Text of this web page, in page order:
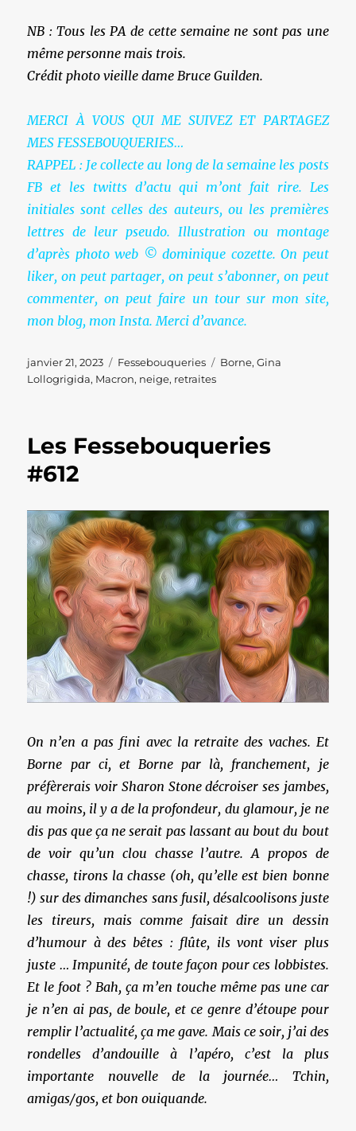
NB : Tous les PA de cette semaine ne sont pas une
même personne mais trois.
Crédit photo vieille dame Bruce Guilden.
MERCI À VOUS QUI ME SUIVEZ ET PARTAGEZ
MES FESSEBOUQUERIES…
RAPPEL : Je collecte au long de la semaine les posts
FB et les twitts d’actu qui m’ont fait rire. Les
initiales sont celles des auteurs, ou les premières
lettres de leur pseudo. Illustration ou montage
d’après photo web © dominique cozette. On peut
liker, on peut partager, on peut s’abonner, on peut
commenter, on peut faire un tour sur mon site,
mon blog, mon Insta. Merci d’avance.
Publié
le
janvier 21, 2023 Catégories
Fessebouqueries Étiquettes
Borne,Gina
Lollogrigida, Macron, neige, retraites
Les Fessebouqueries
#612
On n’en a pas fini avec la retraite des vaches. Et
Borne par ci, et Borne par là, franchement, je
préfèrerais voir Sharon Stone décroiser ses jambes,
au moins, il y a de la profondeur, du glamour, je ne
dis pas que ça ne serait pas lassant au bout du bout
de voir qu’un clou chasse l’autre. A propos de
chasse, tirons la chasse (oh, qu’elle est bien bonne
!) sur des dimanches sans fusil, désalcoolisons juste
les tireurs, mais comme faisait dire un dessin
d’humour à des bêtes : flûte, ils vont viser plus
juste … Impunité, de toute façon pour ces lobbistes.
Et le foot ? Bah, ça m’en touche même pas une car
je n’en ai pas, de boule, et ce genre d’étoupe pour
remplir l’actualité, ça me gave. Mais ce soir, j’ai des
rondelles d’andouille à l’apéro, c’est la plus
importante nouvelle de la journée… Tchin,
amigas/gos, et bon ouiquande.